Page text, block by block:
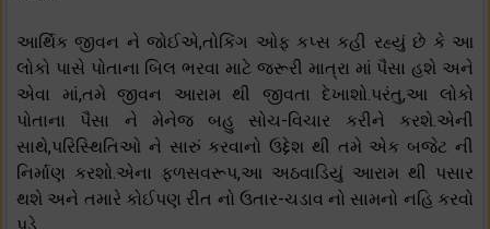
આર્થિક જીવન ને જોઈએ,તોકિંગ ઓફ કપ્સ કહી રહ્યું છે કે આ
લોકો પાસે પોતાના બિલ ભરવા માટે જરૂરી માત્રા માં પૈસા હશે અને
એવા માં,તમે જીવન આરામ થી જીવતા દેખાશો.પરંતુ,આ લોકો
પોતાના પૈસા ને મેનેજ બહુ સોચ-વિચાર કરીને કરશે.એની
સાથે,પરિસ્થિતિઓ ને સારું કરવાનો ઉદ્દેશ થી તમે એક બજેટ ની
નિર્માણ કરશો.એના ફળસવરૂપ,આ અઠવાડિયું આરામ થી પસાર
થશે અને તમારે કોઈપણ રીત નો ઉતાર-ચડાવ નો સામનો નહિ કરવો